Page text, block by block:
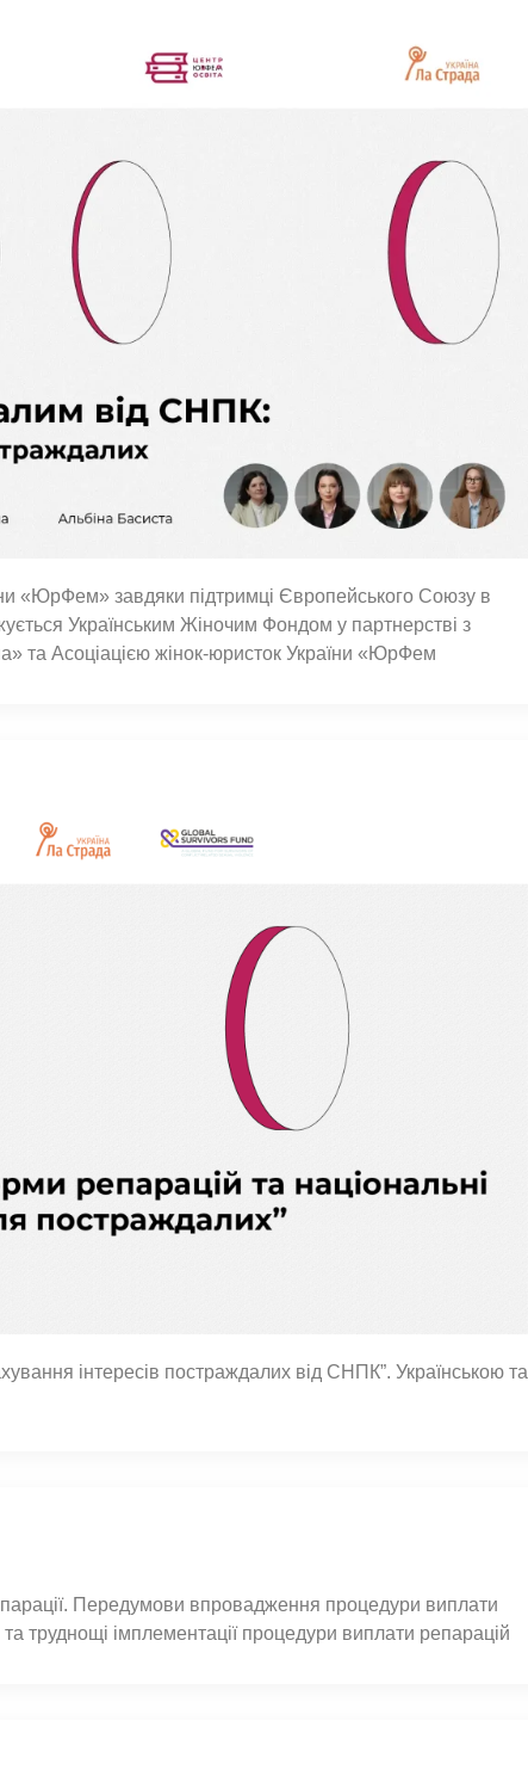
«ЮрФем» завдяки підтримці Європейського Союзу в
Українським Жіночим Фондом у партнерстві з
та Асоціацією жінок-юристок України «ЮрФем
інтересів постраждалих від СНПК”. Українською та
Передумови впровадження процедури виплати
труднощі імплементації процедури виплати репарацій